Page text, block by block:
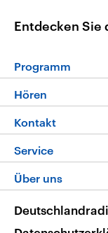
Entdecken Sie
Programm
Programm
Die
Neue
Hören
Livestream
Podcasts
Kontakt
Service
FAQ
Über uns